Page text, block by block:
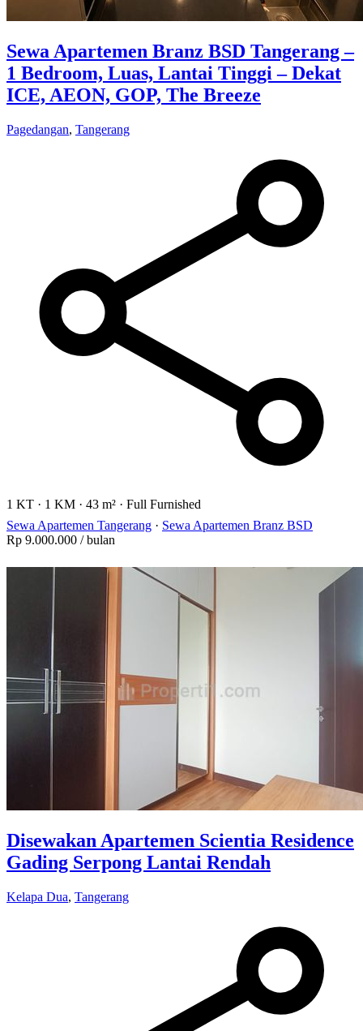
Sewa Apartemen Branz BSD Tangerang –
1 Bedroom, Luas, Lantai Tinggi – Dekat
ICE, AEON, GOP, The Breeze
Pagedangan, Tangerang
1 KT · 1 KM · 43 m² · Full Furnished
Sewa Apartemen Tangerang · Sewa Apartemen Branz BSD
Rp 9.000.000 / bulan
Disewakan Apartemen Scientia Residence
Gading Serpong Lantai Rendah
Kelapa Dua, Tangerang